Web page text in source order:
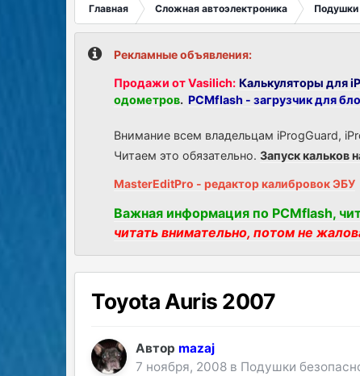
Главная Сложная автоэлектроника Подушки
Рекламные объявления:
Продажи от Vasilich: Калькуляторы для
одометров. PCMflash - загрузчик для
Внимание всем владельцам iProgGuard,
Читаем это обязательно.Запуск кальков
MasterEditPro - редактор калибровок ЭБУ
Важная информация по PCMflash,
читать внимательно, потом не
Toyota Auris 2007
Автор mazaj
7 ноября, 2008 в Подушки